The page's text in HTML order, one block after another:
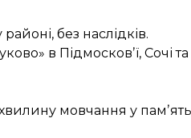
без наслідків.
в Підмосковʼї, Сочі
мовчання у